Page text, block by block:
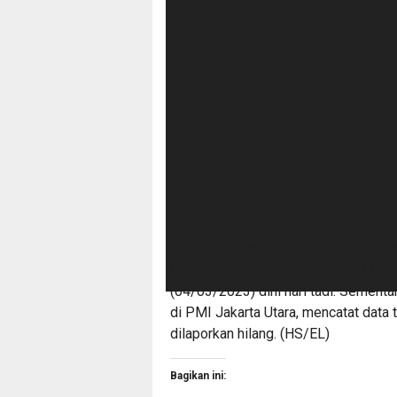
(04/03/2023) dini hari tadi.
di PMI Jakarta Utara, mencatat data
dilaporkan hilang. (HS/EL)
Bagikan ini: